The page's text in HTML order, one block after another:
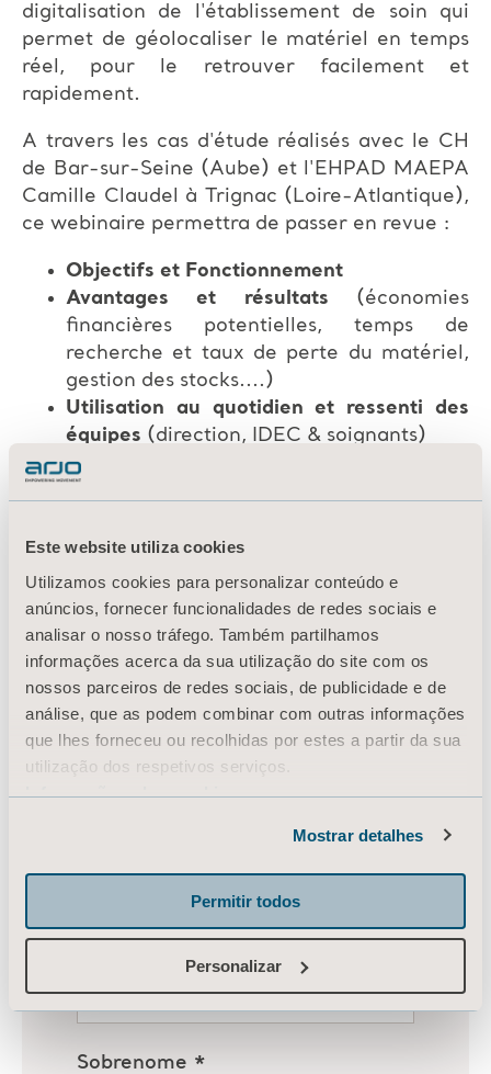
Este website utiliza cookies
Utilizamos cookies para personalizar conteúdo e
anúncios, fornecer funcionalidades de redes sociais e
analisar o nosso tráfego. Também partilhamos
informações acerca da sua utilização do site com os
nossos parceiros de redes sociais, de publicidade e de
análise, que as podem combinar com outras informações
que lhes forneceu ou recolhidas por estes a partir da sua
utilização dos respetivos serviços.
Informação sobre cookies
Mostrar detalhes
Permitir todos
Personalizar
digitalisation de l'établissement de soin qui
permet de géolocaliser le matériel en temps
réel, pour le retrouver facilement et
rapidement.
A travers les cas d'étude réalisés avec le CH
de Bar-sur-Seine (Aube) et l'EHPAD MAEPA
Camille Claudel à Trignac (Loire-Atlantique),
ce webinaire permettra de passer en revue :
Objectifs et Fonctionnement
Avantages et résultats (économies
financières potentielles, temps de
recherche et taux de perte du matériel,
gestion des stocks....)
Utilisation au quotidien et ressenti des
équipes (direction, IDEC & soignants)